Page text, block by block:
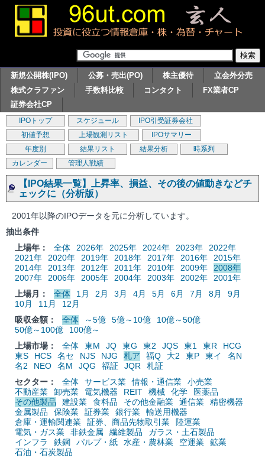
新規公開株(IPO) 公募・売出(PO) 株主優待
立会外分売
株式クラファン
手数料比較 コンタクト
FX業者CP
証券会社CP
IPOトップ スケジュール
IPO引受証券会社
初値予想
上場観測リスト
IPOサマリー
年度別
結果リスト 結果分析
時系列
カレンダー
管理人戦績
【IPO結果一覧】上昇率、損益、その後の値動きなどチ
ェックに（分析版）
2001年以降のIPOデータを元に分析しています。
抽出条件
上場年：
全体 2026年 2025年 2024年 2023年
2022年
2021年
2020年 2019年 2018年 2017年 2016年
2015年
2014年
2013年 2012年 2011年 2010年 2009年
2008年
2007年
2006年 2005年 2004年 2003年 2002年
2001年
上場月：
全体 1月 2月 3月 4月 5月 6月 7月 8月
9月
10月
11月
12月
吸収金額：
全体 ～5億 5億～10億
10億～50億
50億～100億
100億～
上場市場：
全体 東M JQ 東G 東2 JQS 東1 東R
HCG
東S
HCS 名セ NJS NJG 札ア 福Q 大2 東P 東イ
名N
名2
NEO 名M JQG 福証 JQR
札証
セクター：
全体 サービス業 情報・通信業
小売業
不動産業
卸売業 電気機器 REIT 機械 化学
医薬品
その他製品
建設業 食料品 その他金融業 通信業
精密機器
金属製品
保険業 証券業 銀行業
輸送用機器
倉庫・運輸関連業
証券、商品先物取引業
陸運業
電気・ガス業
非鉄金属 繊維製品
ガラス・土石製品
インフラ
鉄鋼 パルプ・紙 水産・農林業 空運業
鉱業
石油・石炭製品